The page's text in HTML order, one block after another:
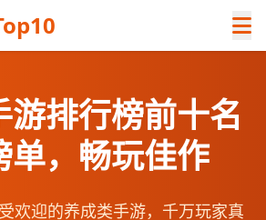
游排行榜前十名
单，畅玩佳作
欢迎的养成类手游，千万玩家真